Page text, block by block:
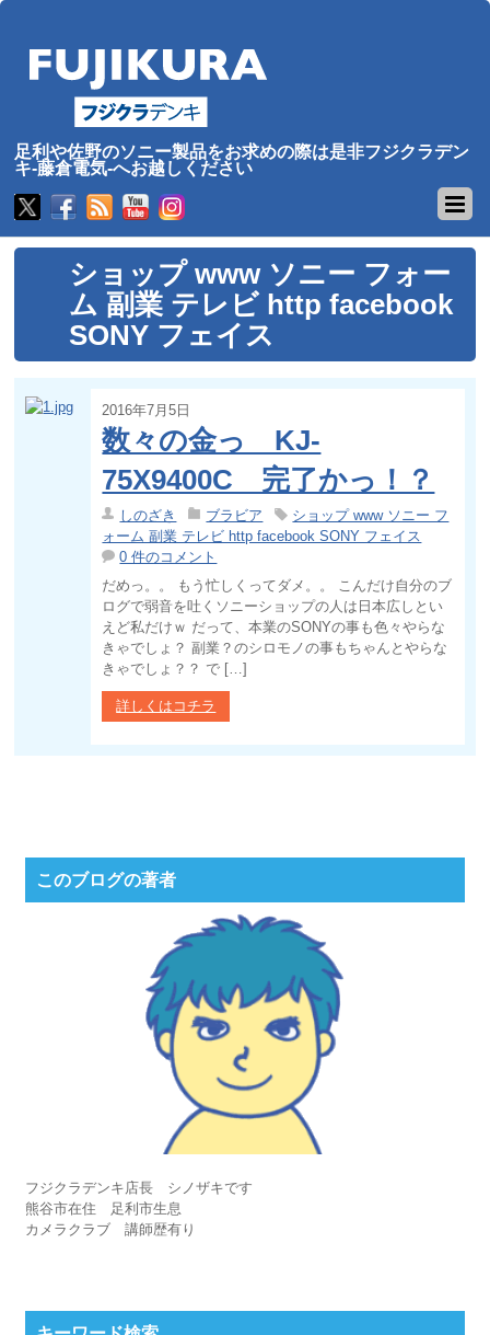
足利や佐野のソニー製品をお求めの際は是非フジクラデン
キ-藤倉電気-へお越しください
ショップ www ソニー フォー
ム 副業 テレビ http facebook
SONY フェイス
2016年7月5日
数々の金っ KJ-
75X9400C 完了かっ！？
しのざき ブラビア
ショップ www ソニー フ
ォーム 副業 テレビ http facebook SONY フェイス
0 件のコメント
だめっ。。 もう忙しくってダメ。。 こんだけ自分のブ
ログで弱音を吐くソニーショップの人は日本広しとい
えど私だけｗ だって、本業のSONYの事も色々やらな
きゃでしょ？ 副業？のシロモノの事もちゃんとやらな
きゃでしょ？？ で […]
詳しくはコチラ
このブログの著者
フジクラデンキ店長 シノザキです
熊谷市在住 足利市生息
カメラクラブ 講師歴有り